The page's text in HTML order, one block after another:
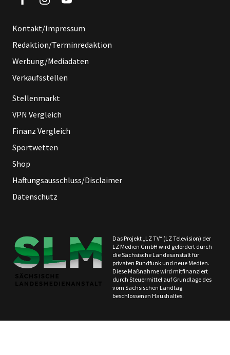
Kontakt/Impressum
Redaktion/Terminredaktion
Werbung/Mediadaten
Verkaufsstellen
Stellenmarkt
VPN Vergleich
Finanz Vergleich
Sportwetten
Shop
Haftungsausschluss/Disclaimer
Datenschutz
Das Projekt „LZ TV“ (LZ Television) der
LZ Medien GmbH wird gefördert durch
die Sächsische Landesanstalt für
privaten Rundfunk und neue Medien.
Diese Maßnahme wird mitfinanziert
durch Steuermittel auf Grundlage des
vom Sächsischen Landtag
beschlossenen Haushaltes.